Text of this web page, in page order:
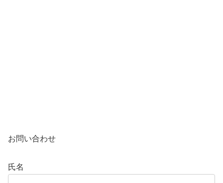
お問い合わせ
氏名